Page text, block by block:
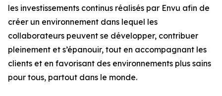
les investissements continus réalisés par Envu afin de
créer un environnement dans lequel les
collaborateurs peuvent se développer, contribuer
pleinement et s’épanouir, tout en accompagnant les
clients et en favorisant des environnements plus sains
pour tous, partout dans le monde.